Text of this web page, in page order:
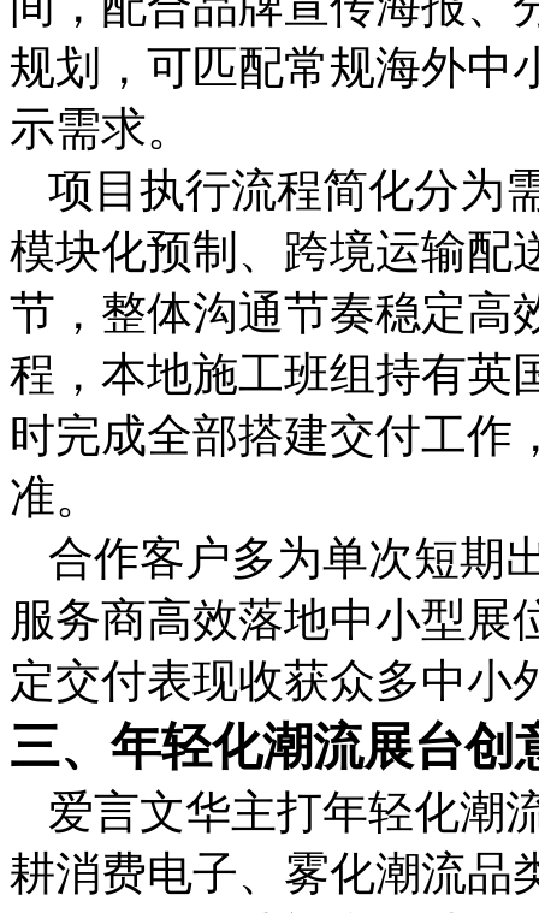
规划，可匹配常规海外中
示需求。
项目执行流程简化分为
模块化预制、跨境运输配
节，整体沟通节奏稳定高
程，本地施工班组持有英
时完成全部搭建交付工作
准。
合作客户多为单次短期
服务商高效落地中小型展
定交付表现收获众多中小
三、年轻化潮流展台创
爱言文华主打年轻化潮
耕消费电子、雾化潮流品